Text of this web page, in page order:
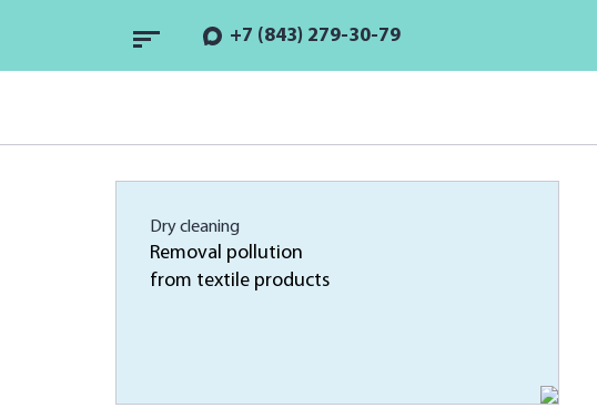
+7 (843) 279-30-79
Dry cleaning
Removal pollution
from textile products